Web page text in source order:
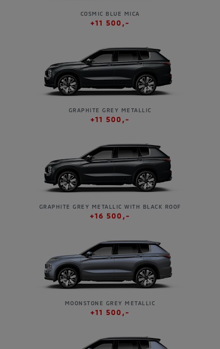
COSMIC BLUE MICA
+11 500,-
GRAPHITE GREY METALLIC
+11 500,-
GRAPHITE GREY METALLIC WITH BLACK ROOF
+16 500,-
MOONSTONE GREY METALLIC
+11 500,-